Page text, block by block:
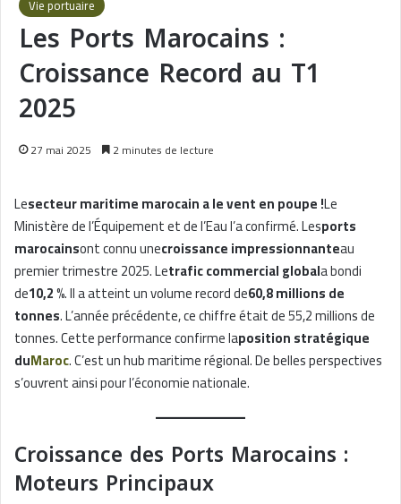
Vie portuaire
Les Ports Marocains :
Croissance Record au T1
2025
27 mai 2025 2 minutes de lecture
Lesecteur maritime marocain a le vent en poupe !Le
Ministère de l’Équipement et de l’Eau l’a confirmé. Lesports
marocainsont connu unecroissance impressionnanteau
premier trimestre 2025. Letrafic commercial globala bondi
de10,2 %. Il a atteint un volume record de60,8 millions de
tonnes. L’année précédente, ce chiffre était de 55,2 millions de
tonnes. Cette performance confirme laposition stratégique
duMaroc. C’est un hub maritime régional. De belles perspectives
s’ouvrent ainsi pour l’économie nationale.
Croissance des Ports Marocains :
Moteurs Principaux